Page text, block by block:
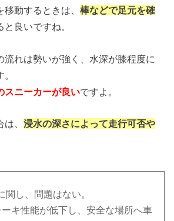
移動するときは、棒などで足元を確
と良いですね。
流れは勢いが強く、水深が膝程度に
スニーカーが良いですよ。
は、浸水の深さによって走行可否や
関し、問題はない。
キ性能が低下し、安全な場所へ車